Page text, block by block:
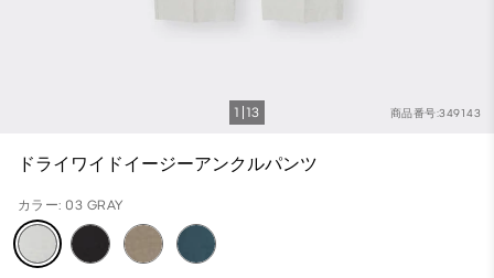
商品番号:349143
1 13
ドライワイドイージーアンクルパンツ
カラー: 03 GRAY